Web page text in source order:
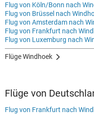
Flug von Köln/Bonn nach
Flug von Brüssel nach
Flug von Amsterdam nach
Flug von Frankfurt nach
Flug von Luxemburg nach
Flüge Windhoek
Flüge von
Flug von Frankfurt nach